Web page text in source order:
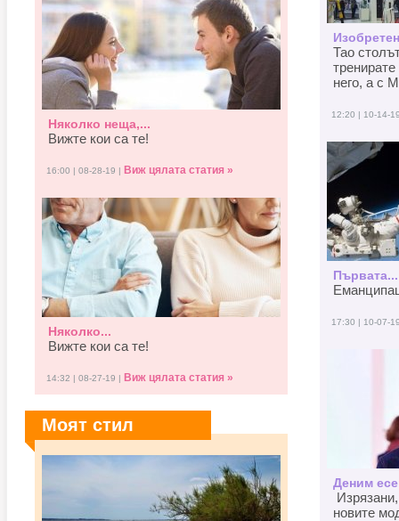
Няколко неща,...
Вижте кои са те!
16:00 | 08-28-19 | Виж цялата статия »
Няколко...
Вижте кои са те!
14:32 | 08-27-19 | Виж цялата статия »
Моят стил
Тао
него, а с
12:20 | 10-14-
Първата...
17:30 | 10-07-
Деним
новите